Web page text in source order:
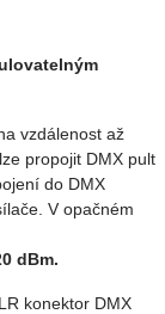
vzdálenost až
propojit DMX pult
do DMX
V opačném
dBm.
konektor DMX